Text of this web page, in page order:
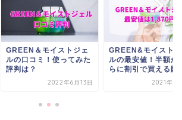
GREEN＆モイストジェ
ルの口コミ！使ってみた
評判は？
2022年6月13日
GREEN&モイスト
ルの最安値！半額か
らに割引で買える販
2021年6